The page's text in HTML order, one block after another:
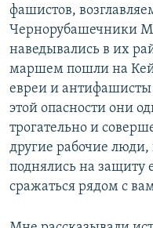
фашистов,
Чернорубашечники
наведывались в их
маршем пошли на
евреи и
этой опасности они
трогательно и
другие рабочие
поднялись на защиту
сражаться рядом с